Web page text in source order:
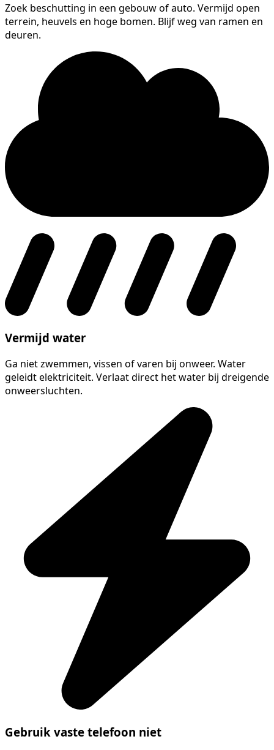
Zoek beschutting in een gebouw of auto. Vermijd open
terrein, heuvels en hoge bomen. Blijf weg van ramen en
deuren.
Vermijd water
Ga niet zwemmen, vissen of varen bij onweer. Water
geleidt elektriciteit. Verlaat direct het water bij dreigende
onweersluchten.
Gebruik vaste telefoon niet